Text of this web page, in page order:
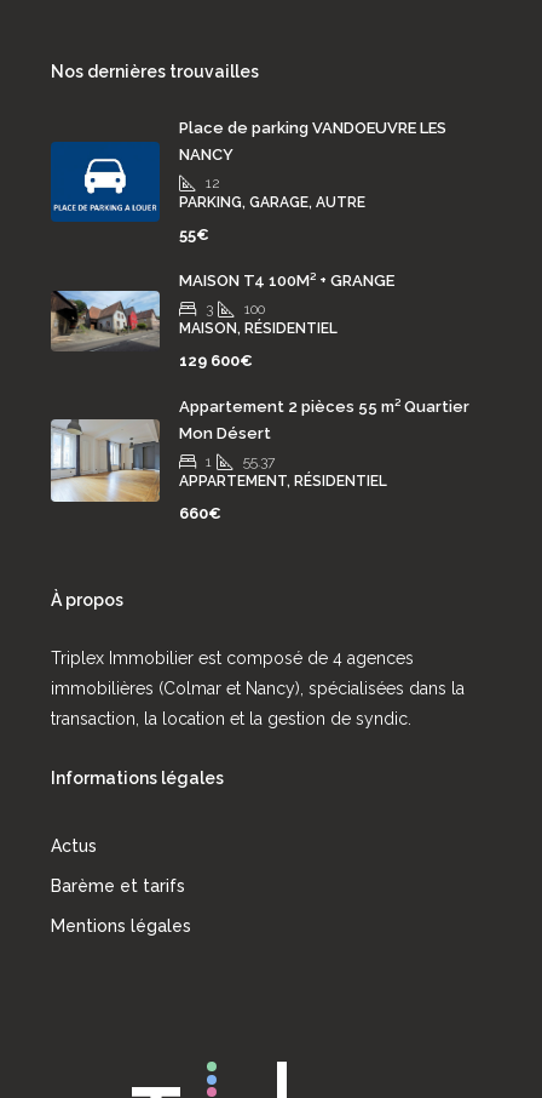
Nos dernières trouvailles
Place de parking VANDOEUVRE LES
NANCY
12
PARKING, GARAGE, AUTRE
55€
MAISON T4 100M² + GRANGE
3
100
MAISON, RÉSIDENTIEL
129 600€
Appartement 2 pièces 55 m² Quartier
Mon Désert
1
55.37
APPARTEMENT, RÉSIDENTIEL
660€
À propos
Triplex Immobilier est composé de 4 agences
immobilières (Colmar et Nancy), spécialisées dans la
transaction, la location et la gestion de syndic.
Informations légales
Actus
Barème et tarifs
Mentions légales